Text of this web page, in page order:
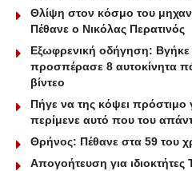
Θλίψη στον κόσμο του
Πέθανε ο Νικόλας Περατινός
Εξωφρενική οδήγηση: Βγήκε
προσπέρασε 8 αυτοκίνητα
βίντεο
Πήγε να της κόψει πρόστιμο
περίμενε αυτό που του
Θρήνος: Πέθανε στα 59 του
Απογοήτευση για